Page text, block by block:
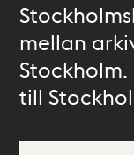
mellan
till